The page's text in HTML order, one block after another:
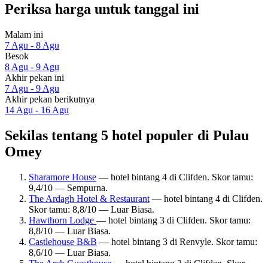
Periksa harga untuk tanggal ini
Malam ini
7 Agu - 8 Agu
Besok
8 Agu - 9 Agu
Akhir pekan ini
7 Agu - 9 Agu
Akhir pekan berikutnya
14 Agu - 16 Agu
Sekilas tentang 5 hotel populer di Pulau
Omey
Sharamore House — hotel bintang 4 di Clifden. Skor tamu:
9,4/10 — Sempurna.
The Ardagh Hotel & Restaurant — hotel bintang 4 di Clifden.
Skor tamu: 8,8/10 — Luar Biasa.
Hawthorn Lodge — hotel bintang 3 di Clifden. Skor tamu:
8,8/10 — Luar Biasa.
Castlehouse B&B — hotel bintang 3 di Renvyle. Skor tamu:
8,6/10 — Luar Biasa.